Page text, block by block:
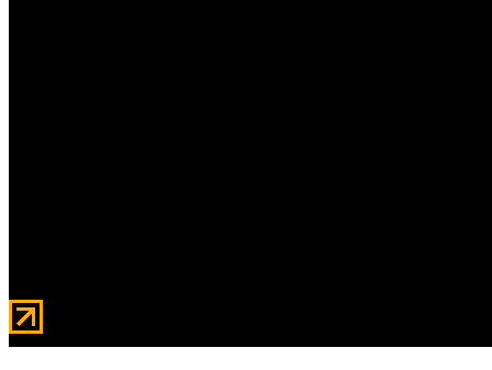
Мувидом - аренда